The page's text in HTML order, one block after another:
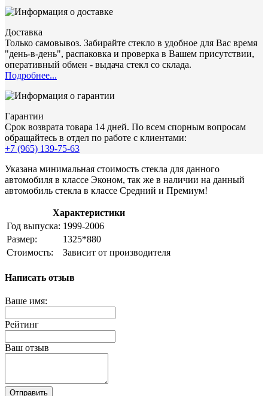
Доставка
Только самовывоз. Забирайте стекло в удобное для Вас время
"день-в-день", распаковка и проверка в Вашем присутствии,
оперативный обмен - выдача стекл со склада.
Подробнее...
Гарантии
Срок возврата товара 14 дней. По всем спорным вопросам
обращайтесь в отдел по работе с клиентами:
+7 (965) 139-75-63
Указана минимальная стоимость стекла для данного
автомобиля в классе Эконом, так же в наличии на данный
автомобиль стекла в классе Средний и Премиум!
Характеристики
Год выпуска: 1999-2006
Размер:
1325*880
Стоимость:
Зависит от производителя
Написать отзыв
Ваше имя:
Рейтинг
Ваш отзыв
Отправить